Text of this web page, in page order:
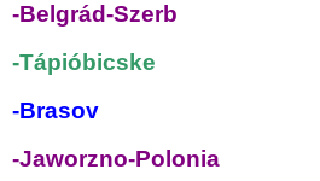
-Belgrád-Szerb
-Tápióbicske
-Brasov
-Jaworzno-Polonia